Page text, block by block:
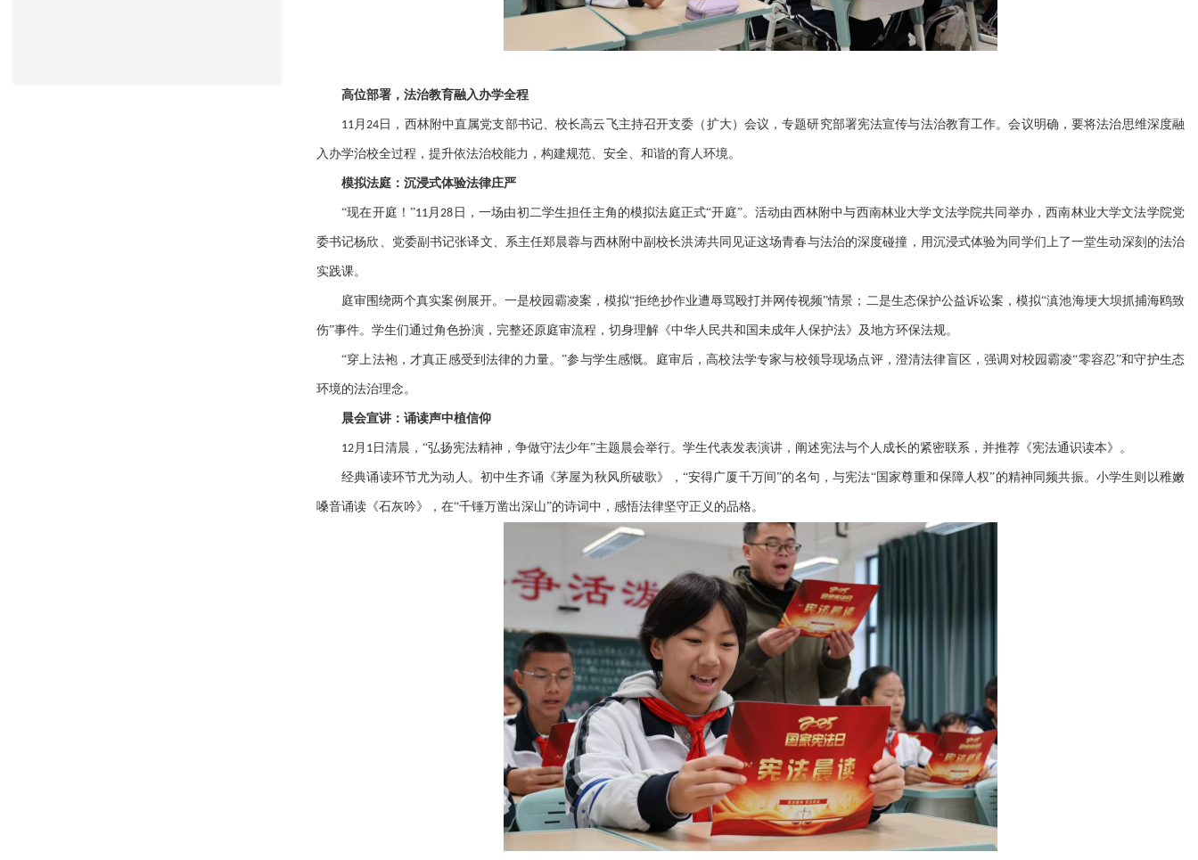
高位部署，法治教育融入办学全程
11月24 日，西林附中直属党支部书记、校长高云飞主持召开支委（扩大）会议，专题研究部署宪法宣传与法治教育工作。会议明确，要将法治思维深度融
入办学治校全过程，提升依法治校能力，构建规范、安全、和谐的育人环境。
模拟法庭：沉浸式体验法律庄严
“现在开庭！”11月28 日，一场由初二学生担任主角的模拟法庭正式“开庭”。活动由西林附中与西南林业大学文法学院共同举办，西南林业大学文法学院党
委书记杨欣、党委副书记张译文、系主任郑晨蓉与西林附中副校长洪涛共同见证这场青春与法治的深度碰撞，用沉浸式体验为同学们上了一堂生动深刻的法治
实践课。
庭审围绕两个真实案例展开。一是校园霸凌案，模拟“拒绝抄作业遭辱骂殴打并网传视频”情景；二是生态保护公益诉讼案，模拟“滇池海埂大坝抓捕海鸥致
伤”事件。学生们通过角色扮演，完整还原庭审流程，切身理解《中华人民共和国未成年人保护法》及地方环保法规。
“穿上法袍，才真正感受到法律的力量。”参与学生感慨。庭审后，高校法学专家与校领导现场点评，澄清法律盲区，强调对校园霸凌“零容忍”和守护生态
环境的法治理念。
晨会宣讲：诵读声中植信仰
12月 1 日清晨，“弘扬宪法精神，争做守法少年”主题晨会举行。学生代表发表演讲，阐述宪法与个人成长的紧密联系，并推荐《宪法通识读本》。
经典诵读环节尤为动人。初中生齐诵《茅屋为秋风所破歌》， “安得广厦千万间”的名句，与宪法“国家尊重和保障人权”的精神同频共振。小学生则以稚嫩
嗓音诵读《石灰吟》，在“千锤万凿出深山”的诗词中，感悟法律坚守正义的品格。